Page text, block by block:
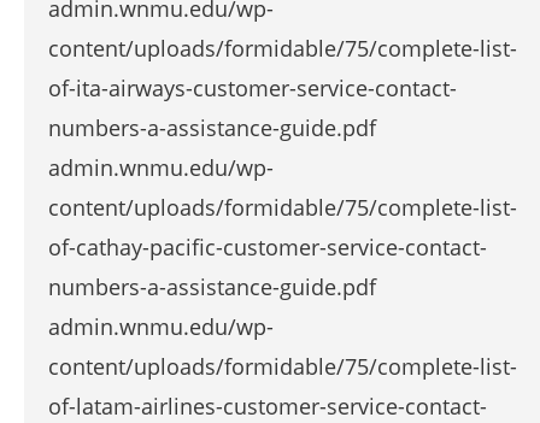
admin.wnmu.edu/wp-
content/uploads/formidable/75/complete-list-
of-ita-airways-customer-service-contact-
numbers-a-assistance-guide.pdf
admin.wnmu.edu/wp-
content/uploads/formidable/75/complete-list-
of-cathay-pacific-customer-service-contact-
numbers-a-assistance-guide.pdf
admin.wnmu.edu/wp-
content/uploads/formidable/75/complete-list-
of-latam-airlines-customer-service-contact-